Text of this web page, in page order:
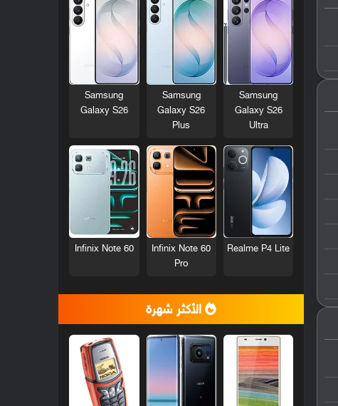
Samsung
Galaxy S26
Ultra
Samsung
Galaxy S26
Plus
Samsung
Galaxy S26
Realme P4 Lite
Infinix Note 60
Pro
Infinix Note 60
الأكثر شهرة